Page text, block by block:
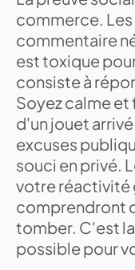
commerce.
commentaire
est toxique
consiste à
Soyez calme et
d'un jouet
excuses
souci en privé.
votre réactivité
comprendront
tomber. C'est
possible pour